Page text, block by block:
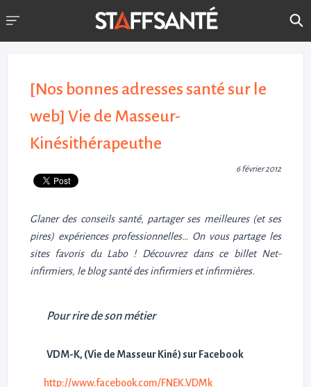
[Nos bonnes adresses santé sur le
web] Vie de Masseur-
Kinésithérapeuthe
6 février 2012
Glaner des conseils santé, partager ses meilleures (et ses
pires) expériences professionnelles… On vous partage les
sites favoris du Labo ! Découvrez dans ce billet Net-
infirmiers, le blog santé des infirmiers et infirmières.
Pour rire de son métier
VDM-K, (Vie de Masseur Kiné) sur Facebook
http://www.facebook.com/FNEK.VDMk